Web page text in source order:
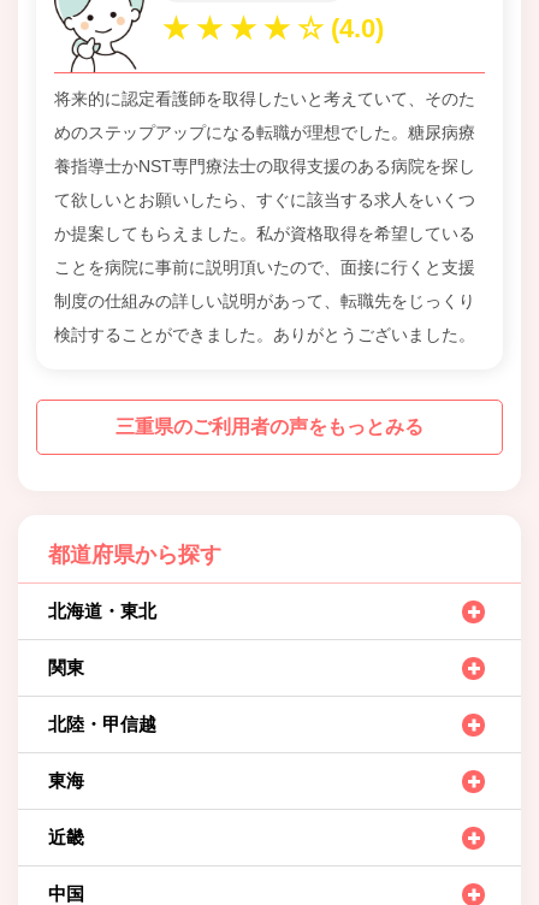
将来的に認定看護師を取得したいと考えていて、そのた
めのステップアップになる転職が理想でした。糖尿病療
養指導士かNST専門療法士の取得支援のある病院を探し
て欲しいとお願いしたら、すぐに該当する求人をいくつ
か提案してもらえました。私が資格取得を希望している
ことを病院に事前に説明頂いたので、面接に行くと支援
制度の仕組みの詳しい説明があって、転職先をじっくり
検討することができました。ありがとうございました。
三重県のご利用者の声をもっとみる
都道府県から探す
北海道・東北
関東
北陸・甲信越
東海
近畿
中国